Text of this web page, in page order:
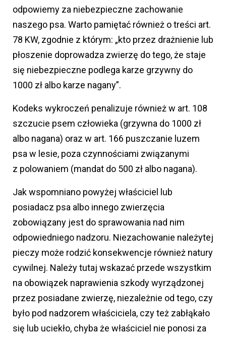
odpowiemy za niebezpieczne zachowanie
naszego psa. Warto pamiętać również o treści art.
78 KW, zgodnie z którym: „kto przez drażnienie lub
płoszenie doprowadza zwierzę do tego, że staje
się niebezpieczne podlega karze grzywny do
1000 zł albo karze nagany”.
Kodeks wykroczeń penalizuje również w art. 108
szczucie psem człowieka (grzywna do 1000 zł
albo nagana) oraz w art. 166 puszczanie luzem
psa w lesie, poza czynnościami związanymi
z polowaniem (mandat do 500 zł albo nagana).
Jak wspomniano powyżej właściciel lub
posiadacz psa albo innego zwierzęcia
zobowiązany jest do sprawowania nad nim
odpowiedniego nadzoru. Niezachowanie należytej
pieczy może rodzić konsekwencje również natury
cywilnej. Należy tutaj wskazać przede wszystkim
na obowiązek naprawienia szkody wyrządzonej
przez posiadane zwierzę, niezależnie od tego, czy
było pod nadzorem właściciela, czy też zabłąkało
się lub uciekło, chyba że właściciel nie ponosi za